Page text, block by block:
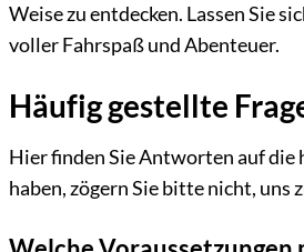
Weise zu entdecken. Lassen Sie
voller Fahrspaß und Abenteuer.
Häufig gestellte
Hier finden Sie Antworten auf die
haben, zögern Sie bitte nicht, uns